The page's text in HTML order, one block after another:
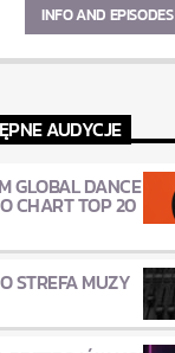
INFO AND EPISODES
AUDYCJE
GLOBAL DANCE
CHART TOP 20
STREFA MUZY